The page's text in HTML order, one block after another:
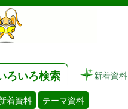
ろいろ検索 新着資料
着資料 テーマ資料